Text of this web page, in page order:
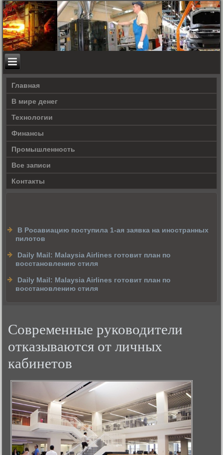
Главная
В мире денег
Технологии
Финансы
Промышленность
Все записи
Контакты
В Росавиацию поступила 1-ая заявка на иностранных
пилотов
Daily Mail: Malaysia Airlines готовит план по
восстановлению стиля
Daily Mail: Malaysia Airlines готовит план по
восстановлению стиля
Современные руководители
отказываются от личных
кабинетов